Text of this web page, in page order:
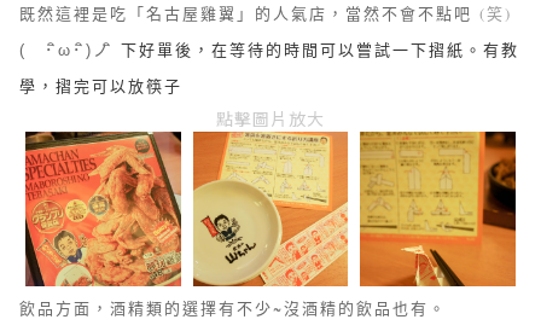
既然這裡是吃「名古屋雞翼」的人氣店，當然不會不點吧 (笑)
( ･ิω･ิ)ノิ 下好單後，在等待的時間可以嘗試一下摺紙。有教
學，摺完可以放筷子
點擊圖片放大
飲品方面，酒精類的選擇有不少~沒酒精的飲品也有。